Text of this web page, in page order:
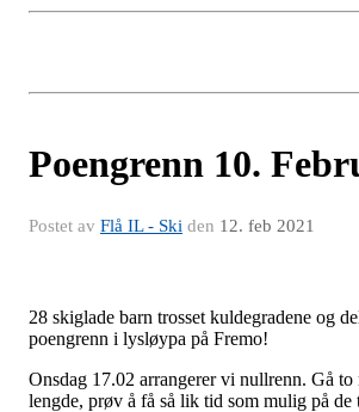
Poengrenn 10.
Postet av Flå IL - Ski den 12. feb 2021
28 skiglade barn trosset kuldegradene og
poengrenn i lysløypa på Fremo!
Onsdag 17.02 arrangerer vi nullrenn. Gå
lengde, prøv å få så lik tid som mulig på de